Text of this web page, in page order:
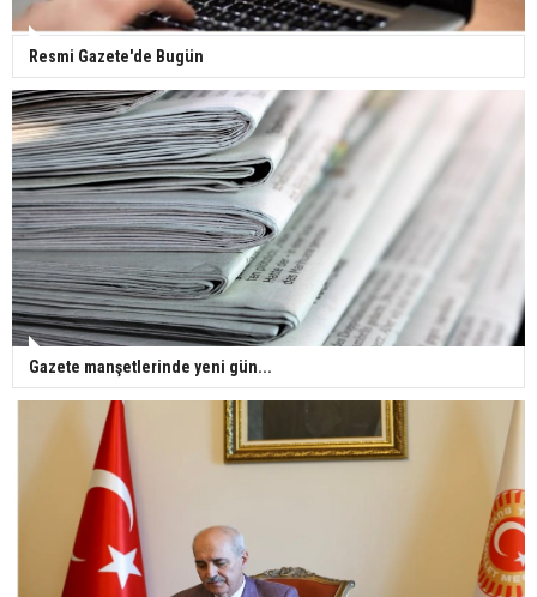
Resmi Gazete'de Bugün
Gazete manşetlerinde yeni gün...